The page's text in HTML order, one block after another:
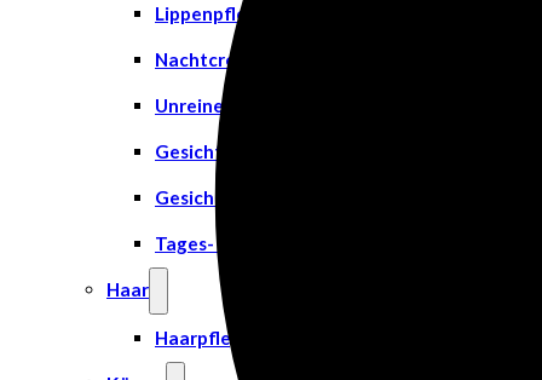
Lippenpflege
Nachtcreme
Unreine Haut & Akne
Gesichtsreinigung
Gesichtsserum
Tages- & Feuchtigkeitscremes
Haar
Haarpflege